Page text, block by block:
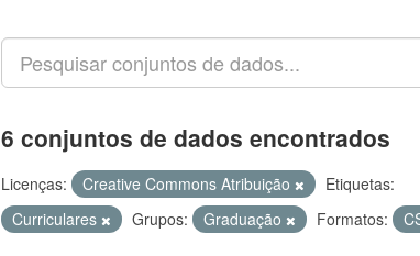
6 conjuntos de dados encontrados
Licenças: Creative Commons Atribuição
Etiquetas:
Curriculares
Grupos: Graduação Formatos: